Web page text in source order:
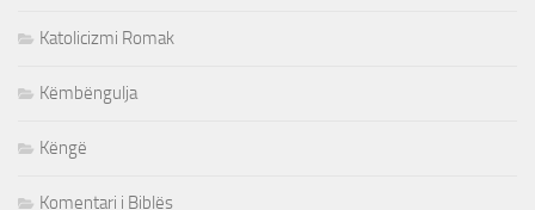
Katolicizmi Romak
Këmbëngulja
Këngë
Komentari i Biblës